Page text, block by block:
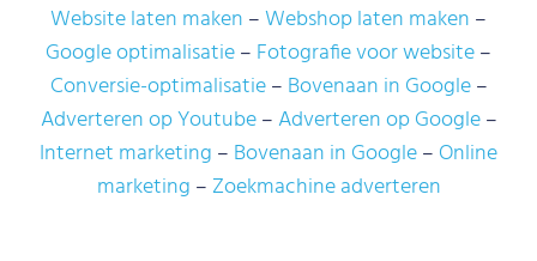
Website laten maken
Webshop laten maken
Google optimalisatie
Fotografie voor website
Conversie-optimalisatie
Bovenaan in Google
Adverteren op Youtube
Adverteren op Google
Internet marketing
Bovenaan in Google
Online
marketing
Zoekmachine adverteren